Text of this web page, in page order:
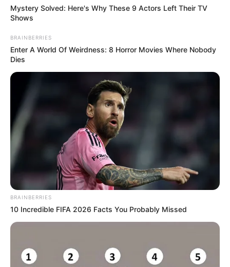
Mystery Solved: Here's Why These 9 Actors Left Their TV
Shows
BRAINBERRIES
Enter A World Of Weirdness: 8 Horror Movies Where Nobody
Dies
BRAINBERRIES
10 Incredible FIFA 2026 Facts You Probably Missed